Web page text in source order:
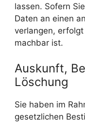
lassen. Sofern
Daten an einen
verlangen,
machbar ist.
Auskunft,
Löschung
Sie haben im
gesetzlichen